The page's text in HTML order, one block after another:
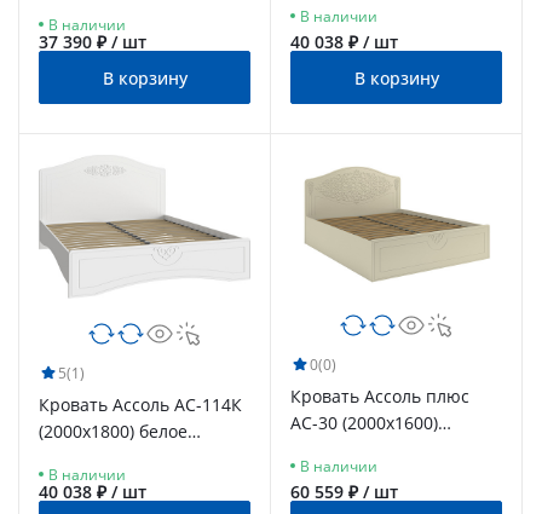
В наличии
37 390 ₽ / шт
В корзину
В наличии
40 038 ₽ / шт
В корзину
5(1)
Кровать Ассоль АС-114К
(2000x1800) белое
В наличии
40 038 ₽ / шт
0(0)
Кровать Ассоль плюс
АС-30 (2000х1600)
В наличии
60 559 ₽ / шт